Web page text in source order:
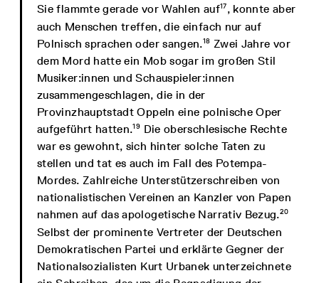
Sie flammte gerade vor Wahlen auf17, konnte aber
auch Menschen treffen, die einfach nur auf
Polnisch sprachen oder sangen.18 Zwei Jahre vor
dem Mord hatte ein Mob sogar im großen Stil
Musiker:innen und Schauspieler:innen
zusammengeschlagen, die in der
Provinzhauptstadt Oppeln eine polnische Oper
aufgeführt hatten.19 Die oberschlesische Rechte
war es gewohnt, sich hinter solche Taten zu
stellen und tat es auch im Fall des Potempa-
Mordes. Zahlreiche Unterstützerschreiben von
nationalistischen Vereinen an Kanzler von Papen
nahmen auf das apologetische Narrativ Bezug.20
Selbst der prominente Vertreter der Deutschen
Demokratischen Partei und erklärte Gegner der
Nationalsozialisten Kurt Urbanek unterzeichnete